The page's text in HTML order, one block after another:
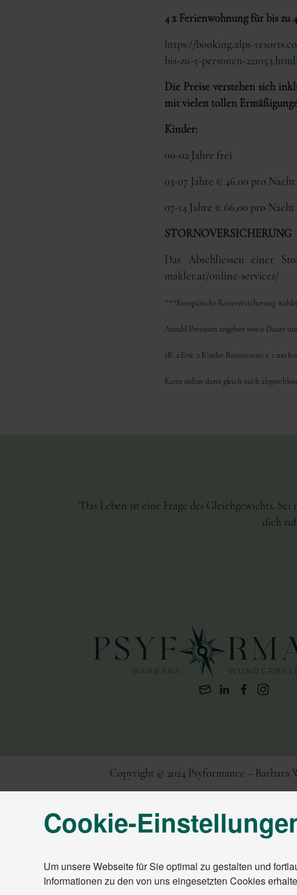
4 x Ferienwohnung für bis zu
https://booking.alps-
bis-zu-5-personen-
Die Preise verstehen sich
mit vielen tollen
Kinder:
00-02 Jahre frei
03-07 Jahre € 46,00 pro Nacht
07-14 Jahre € 66,00 pro Nacht
STORNOVERSICHERUNG
Das Abschliessen einer
makler.at/online-services/
***Europäische Reiseversicherung
Anzahl Personen angeben sowie Dauer
zB. 2 Erw. 2 Kinder Reisestorno € 1.200
Kann online dann gleich auch
"Das Leben ist eine Frage des Gleichgewichts.
dich
Copyright © 2024 Psyformance – Barbara
Cookie-
Um unsere Webseite für Sie optimal zu gestalten und
Informationen zu den von uns eingesetzten Cookies